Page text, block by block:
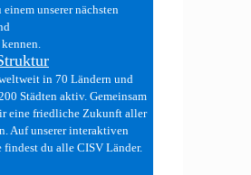
einem unserer nächsten
in 70 Ländern und
Städten aktiv. Gemeinsam
eine friedliche Zukunft aller
Auf unserer interaktiven
findest du alle CISV Länder.